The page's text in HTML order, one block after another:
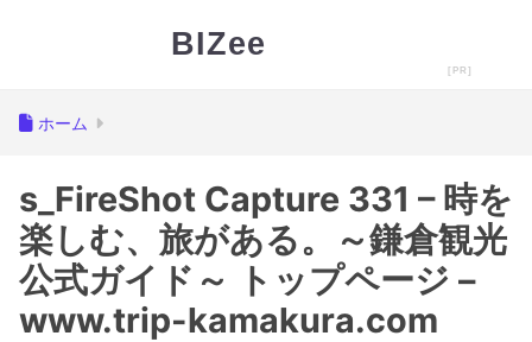
BIZee
ホーム
s_FireShot Capture 331 – 時を
楽しむ、旅がある。～鎌倉観光
公式ガイド～ トップページ –
www.trip-kamakura.com